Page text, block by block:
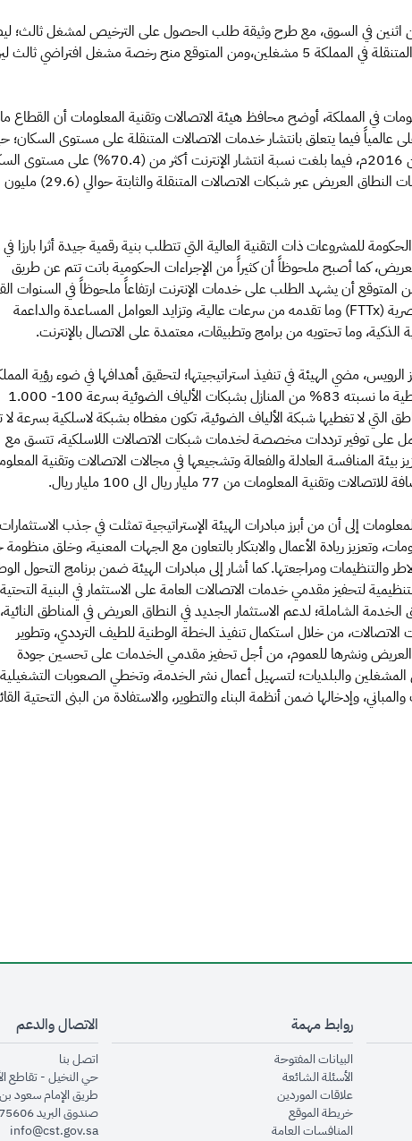
في السوق، مع طرح وثيقة طلب الحصول على الترخيص لمشغل ثالث؛
بذلك عدد مقدمي خدمات الاتصالات المتنقلة في المملكة 5 مشغلين،ومن المتوقع منح رخصة مشغل افتراضي
في المملكة، أوضح محافظ هيئة الاتصالات وتقنية المعلومات أن القطاع
فيما يتعلق بانتشار خدمات الاتصالات المتنقلة على مستوى السكان؛
بلغت (152%) في نهاية الربع الثاني من 2016م، فيما بلغت نسبة انتشار الإنترنت أكثر من
أيضاً، وبلغت أعداد الاشتراكات في خدمات النطاق العريض عبر شبكات الاتصالات المتنقلة والثابتة حوالي (29.6) مليون
للمشروعات ذات التقنية العالية التي تتطلب بنية رقمية جيدة أثرا بارزا في
كما أصبح ملحوظاً أن كثيراً من الإجراءات الحكومية باتت تتم عن طريق
من المتوقع أن يشهد الطلب على خدمات الإنترنت ارتفاعاً ملحوظاً في السنوات
القادمة، نتيجة توفر شبكات الألياف البصرية (FTTx) وما تقدمه من سرعات عالية، وتزايد العوامل المساعدة والداعمة
الذكية، وما تحتويه من برامج وتطبيقات، معتمدة على الاتصال بالإنترنت.
الرويس، مضي الهيئة في تنفيذ استراتيجيتها؛ لتحقيق أهدافها في ضوء رؤية
2030 التي جاء في مقدمتها أن تتم تغطية ما نسبته 83% من المنازل بشبكات الألياف الضوئية بسرعة 100- 1.000
التي لا تغطيها شبكة الألياف الضوئية، تكون مغطاه بشبكة لاسلكية بسرعة
العمل على توفير ترددات مخصصة لخدمات شبكات الاتصالات اللاسلكية، تتسق مع
بيئة المنافسة العادلة والفعالة وتشجيعها في مجالات الاتصالات وتقنية
المعلومات من 77 مليار ريال الى 100 مليار ريال.
إلى أن من أبرز مبادرات الهيئة الإستراتيجية تمثلت في جذب الاستثمارات
وتعزيز ريادة الأعمال والابتكار بالتعاون مع الجهات المعنية، وخلق منظومة
والتنظيمات ومراجعتها. كما أشار إلى مبادرات الهيئة ضمن برنامج التحول
التنظيمية لتحفيز مقدمي خدمات الاتصالات العامة على الاستثمار في البنية التحتية
الشاملة؛ لدعم الاستثمار الجديد في النطاق العريض في المناطق النائية،
الاتصالات، من خلال استكمال تنفيذ الخطة الوطنية للطيف الترددي، وتطوير
ونشرها للعموم، من أجل تحفيز مقدمي الخدمات على تحسين جودة
والبلديات؛ لتسهيل أعمال نشر الخدمة، وتخطي الصعوبات
وإدخالها ضمن أنظمة البناء والتطوير، والاستفادة من البنى التحتية
روابط مهمة
البيانات المفتوحةopens in new window
الأسئلة الشائعةopens in new window
علاقات الموردينopens in new window
خريطة الموقعopens in new window
المنافسات العامةopens in new window
الاتصال والدعم
اتصل بنا
حي النخيل - تقاطع
طريق الإمام سعود
صندوق البريد 75606 – الرياض 11588
info@cst.gov.sa